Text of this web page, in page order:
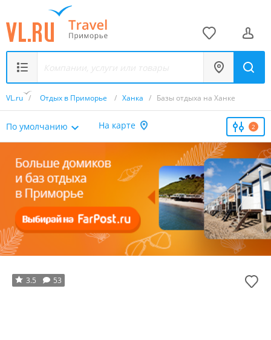
VL.ru / Отдых в Приморье / Ханка / Базы отдыха на Ханке
По умолчанию На карте 2
3.5 53